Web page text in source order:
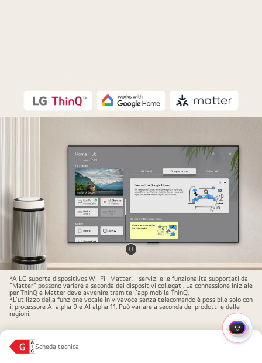
Scheda tecnica
Una
famiglia
seduta
su
Metti
il
video
in
*A LG suporta dispositivos Wi-Fi “Matter”. I servizi e le funzionalità supportati da
“Matter” possono variare a seconda dei dispositivi collegati. La connessione iniziale
per ThinQ e Matter deve avvenire tramite l’app mobile ThinQ.
*L’utilizzo della funzione vocale in vivavoce senza telecomando è possibile solo con
il processore AI alpha 9 e AI alpha 11. Può variare a seconda dei prodotti e delle
regioni.
TV ultragrande
MENU